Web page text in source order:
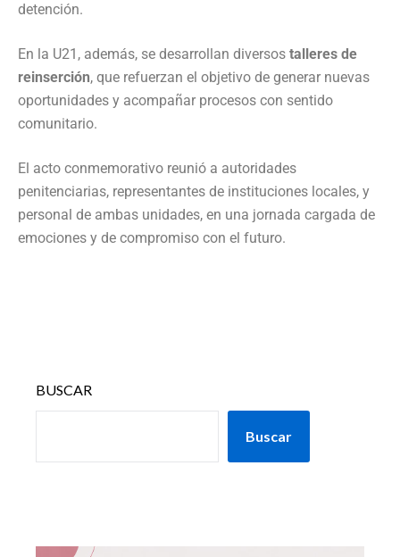
detención.
En la U21, además, se desarrollan diversos talleres de
reinserción, que refuerzan el objetivo de generar nuevas
oportunidades y acompañar procesos con sentido
comunitario.
El acto conmemorativo reunió a autoridades
penitenciarias, representantes de instituciones locales, y
personal de ambas unidades, en una jornada cargada de
emociones y de compromiso con el futuro.
BUSCAR
Buscar